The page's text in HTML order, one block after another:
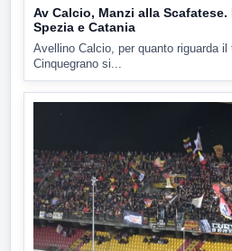
Av Calcio, Manzi alla
Spezia e Catania
Avellino Calcio, per quanto riguarda il
Cinquegrano si...